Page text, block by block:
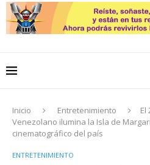
Inicio Entretenimiento
El
Venezolano ilumina la Isla de
cinematográfico del país
ENTRETENIMIENTO